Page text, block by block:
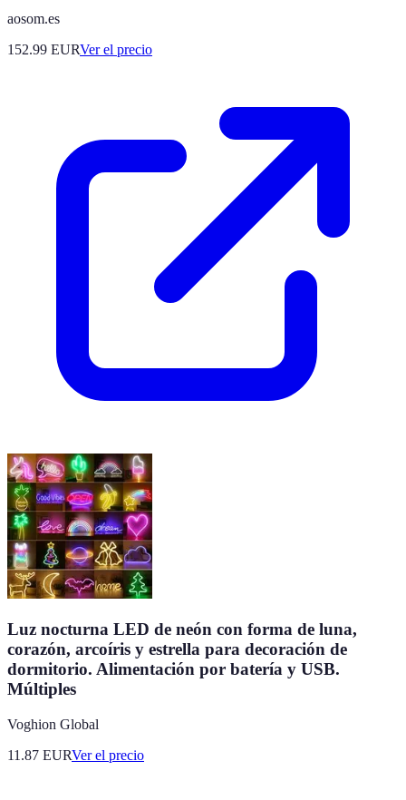
aosom.es
152.99 EURVer el precio
Luz nocturna LED de neón con forma de luna,
corazón, arcoíris y estrella para decoración de
dormitorio. Alimentación por batería y USB.
Múltiples
Voghion Global
11.87 EURVer el precio